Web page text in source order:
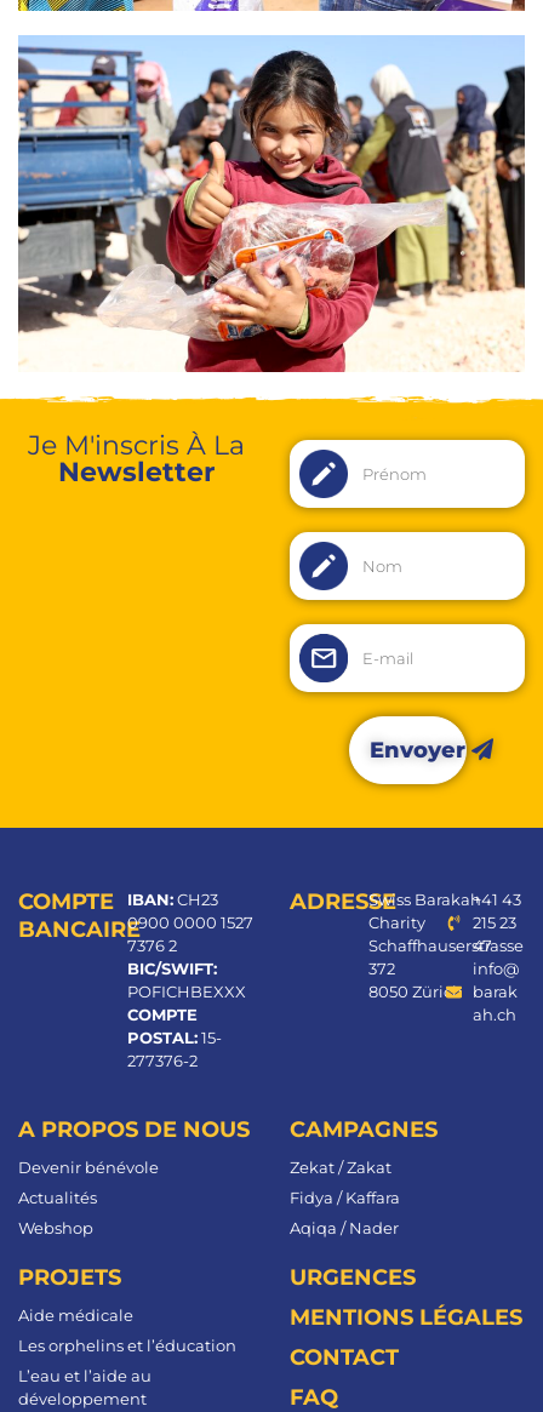
Je M'inscris À La
Newsletter
Envoyer
Alternative:
COMPTE
BANCAIRE
IBAN:CH23
0900 0000 1527
7376 2
BIC/SWIFT:
POFICHBEXXX
COMPTE
POSTAL:15-
277376-2
ADRESSESwiss Barakah
Charity
Schaffhauserstrasse
372
8050 Zürich
+41 43
215 23
47
info@
barak
ah.ch
A PROPOS DE NOUS
Devenir bénévole
Actualités
Webshop
CAMPAGNES
Zekat / Zakat
Fidya / Kaffara
Aqiqa / Nader
PROJETS
Aide médicale
Les orphelins et l’éducation
L’eau et l’aide au
développement
URGENCES
MENTIONS LÉGALES
CONTACT
FAQ